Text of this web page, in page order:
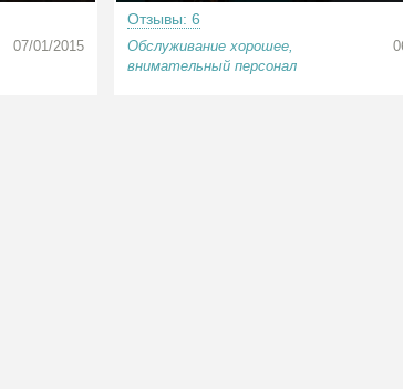
07/01/2015
Отзывы: 6
Обслуживание хорошее,
внимательный персонал